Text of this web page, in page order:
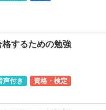
するための勉強
声付き 資格・検定